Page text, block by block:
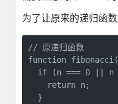
为了让原来的递归函
// 原递归函数
function
if (n === 0 || n
    return n;
  }